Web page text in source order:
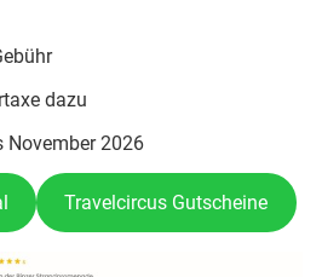
dazu
November 2026
Travelcircus Gutscheine